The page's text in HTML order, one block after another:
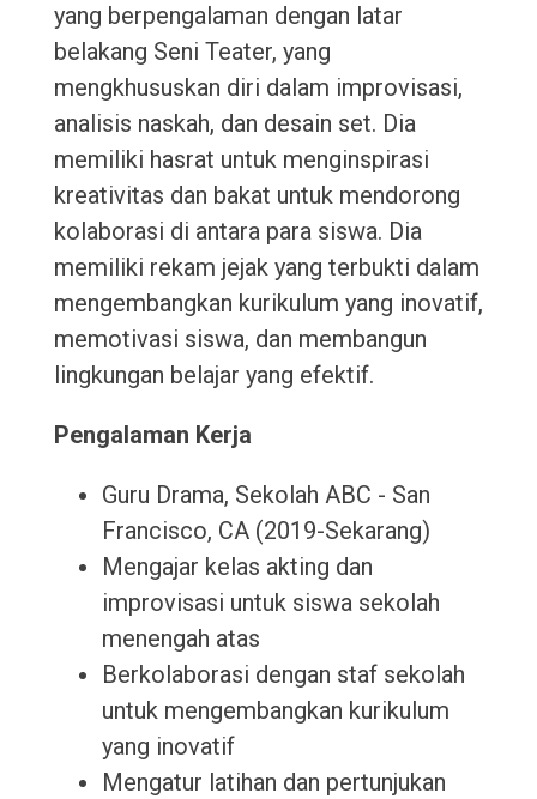
yang berpengalaman dengan latar
belakang Seni Teater, yang
mengkhususkan diri dalam improvisasi,
analisis naskah, dan desain set. Dia
memiliki hasrat untuk menginspirasi
kreativitas dan bakat untuk mendorong
kolaborasi di antara para siswa. Dia
memiliki rekam jejak yang terbukti dalam
mengembangkan kurikulum yang inovatif,
memotivasi siswa, dan membangun
lingkungan belajar yang efektif.
Pengalaman Kerja
Guru Drama, Sekolah ABC - San
Francisco, CA (2019-Sekarang)
Mengajar kelas akting dan
improvisasi untuk siswa sekolah
menengah atas
Berkolaborasi dengan staf sekolah
untuk mengembangkan kurikulum
yang inovatif
Mengatur latihan dan pertunjukan